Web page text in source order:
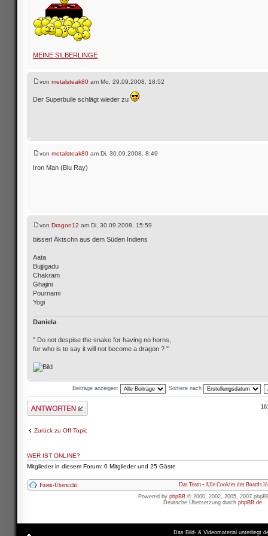
MEINE SILBERLINGE
von metalsteak80 am Mo, 29.09.2008, 18:52
Der Superbulle schlägt wieder zu
von metalsteak80 am Di, 30.09.2008, 8:49
Iron Man (Blu Ray)
von Dragon12 am Di, 30.09.2008, 15:59
bisserl Äktschn aus dem Süden Indiens
Aata
Bujjigadu
Chakram
Ghajini
Pournami
Yogi
Daniela
" Do not despise the snake for having no horns,
for who is to say it will not become a dragon ? "
Beiträge anzeigen: Sortiere nach
Antwort schreiben
Zurück zu Off-Topic
WER IST ONLINE?
Mitglieder in diesem Forum: 0 Mitglieder und 25 Gäste
Foren-Übersicht Das Team • Alle Cookies des Boards
Powered by phpBB © 2000, 2002, 2005, 2007
Deutsche Übersetzung durch phpBB.de
Das Bild- & Videomaterial unterliegt